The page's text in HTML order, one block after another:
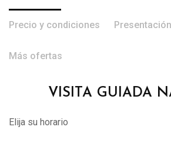
Precio y condiciones
Más ofertas
VISITA GUIADA
Elija su horario